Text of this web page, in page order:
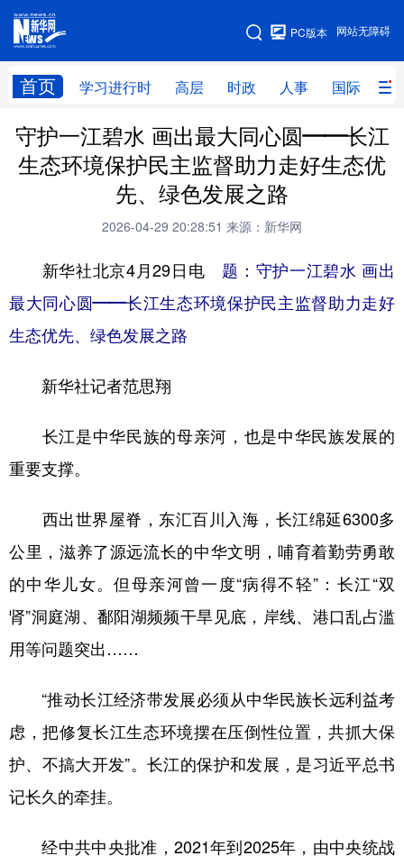
网站无障碍
PC版本
首页 学习进行时 高层 时政 人事 国际 财
网站地图
学习进行时 高层 时政 人事
国际 财经 网评 港澳
学术中国 乡村振兴 银龄 溯源中国
城市
彩票 娱乐 时尚 悦读
公益 一带一路 亚太网 上市公司
文化产业
地方频道
北京 天津 河北 山西
辽宁 吉林 上海 江苏
浙江 安徽 福建 江西
广东 广西 海南 重庆
守护一江碧水 画出最大同心圆——长江
生态环境保护民主监督助力走好生态优
先、绿色发展之路
2026-04-29 20:28:51 来源：新华网
新华社北京4月29日电 题：守护一江碧水 画出
最大同心圆——长江生态环境保护民主监督助力走好
生态优先、绿色发展之路
新华社记者范思翔
长江是中华民族的母亲河，也是中华民族发展的
重要支撑。
西出世界屋脊，东汇百川入海，长江绵延6300多
公里，滋养了源远流长的中华文明，哺育着勤劳勇敢
的中华儿女。但母亲河曾一度“病得不轻”：长江“双
肾”洞庭湖、鄱阳湖频频干旱见底，岸线、港口乱占滥
用等问题突出……
“推动长江经济带发展必须从中华民族长远利益考
虑，把修复长江生态环境摆在压倒性位置，共抓大保
护、不搞大开发”。长江的保护和发展，是习近平总书
记长久的牵挂。
经中共中央批准，2021年到2025年，由中央统战